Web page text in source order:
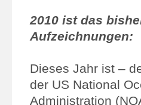
2010 ist das
Aufzeichnungen:
Dieses Jahr ist –
der US National
Administration